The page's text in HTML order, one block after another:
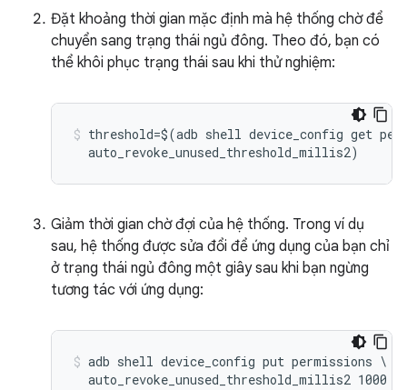
Đặt khoảng thời gian mặc định mà hệ thống chờ để
chuyển sang trạng thái ngủ đông. Theo đó, bạn có
thể khôi phục trạng thái sau khi thử nghiệm:
threshold=$(adb shell device_config get
Giảm thời gian chờ đợi của hệ thống. Trong ví dụ
sau, hệ thống được sửa đổi để ứng dụng của bạn chỉ
ở trạng thái ngủ đông một giây sau khi bạn ngừng
tương tác với ứng dụng:
adb shell device_config put permissions \